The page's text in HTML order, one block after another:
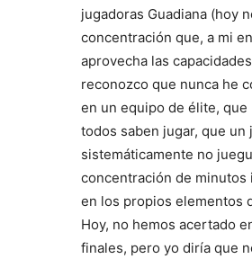
jugadoras Guadiana (hoy
concentración que, a mi
aprovecha las
reconozco que nunca he
en un equipo de élite,
todos saben jugar, que un
sistemáticamente no
concentración de minutos
en los propios elementos
Hoy, no hemos acertado
finales, pero yo diría que